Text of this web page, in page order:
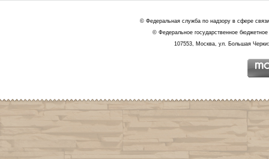
© Федеральная служба по надзору в сфере
© Федеральное государственное
107553, Москва, ул. Большая